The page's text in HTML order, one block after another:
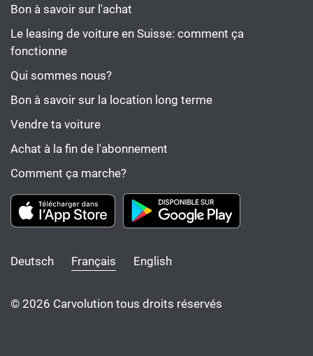
Bon à savoir sur l'achat
Le leasing de voiture en Suisse: comment ça
fonctionne
Qui sommes nous?
Bon à savoir sur la location long terme
Vendre ta voiture
Achat à la fin de l'abonnement
Comment ça marche?
Deutsch Français English
© 2026 Carvolution tous droits réservés